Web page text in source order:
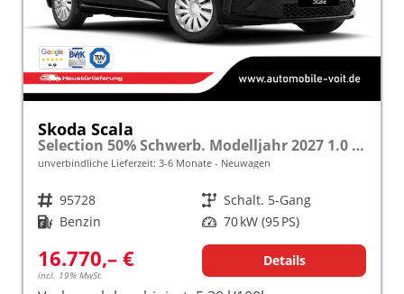
Skoda Scala
Selection 50% Schwerb. Modelljahr 2027 1.0 TSI 70kW (95PS) "Sonderangebot bei Schwerbehinderung" SHZ/LED/TEMPOMAT frei konfigurierbar!
unverbindliche Lieferzeit: 3-6 Monate Neuwagen
Fahrzeugnr. 95728 Getriebe Schalt. 5-Gang
Kraftstoff Benzin Leistung 70 kW (95 PS)
16.770,– €
incl. 19% MwSt.
Details